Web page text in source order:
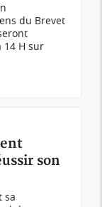
du Brevet
14 H sur
son
sa